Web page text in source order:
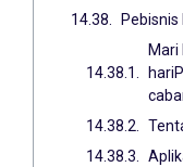
Mari